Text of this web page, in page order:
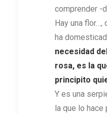
comprender -
Hay una flor…,
ha
necesidad
rosa, es la
principito
Y es una
la que lo hace